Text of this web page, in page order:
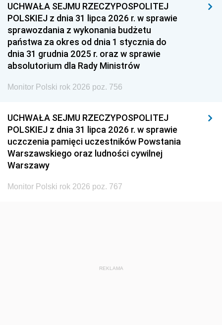
1954 1953 1952
1951 1950
1948 1947 1946
1939 1938
UCHWAŁA SEJMU RZECZYPOSPOLITEJ
POLSKIEJ z dnia 31 lipca 2026 r. w sprawie
sprawozdania z wykonania budżetu
państwa za okres od dnia 1 stycznia do
dnia 31 grudnia 2025 r. oraz w sprawie
absolutorium dla Rady Ministrów
Monitor Polski rok 2026 poz. 756
UCHWAŁA SEJMU RZECZYPOSPOLITEJ
POLSKIEJ z dnia 31 lipca 2026 r. w sprawie
uczczenia pamięci uczestników Powstania
Warszawskiego oraz ludności cywilnej
Warszawy
Monitor Polski rok 2026 poz. 767
REKLAMA